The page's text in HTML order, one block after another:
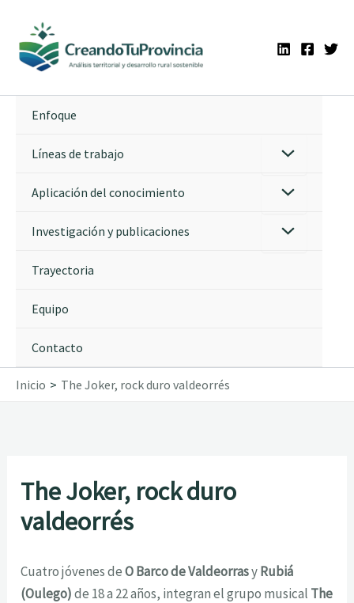
contenido
Enfoque
Líneas de trabajo
Aplicación del conocimiento
Investigación y publicaciones
Trayectoria
Equipo
Contacto
Inicio The Joker, rock duro valdeorrés
The Joker, rock duro
valdeorrés
Cuatro jóvenes deO Barco de ValdeorrasyRubiá
(Oulego)de 18 a 22 años, integran el grupo musical The